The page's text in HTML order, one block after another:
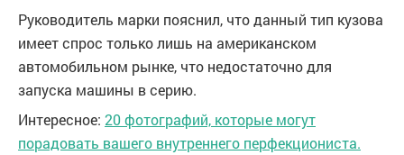
Руководитель марки пояснил, что данный тип кузова
имеет спрос только лишь на американском
автомобильном рынке, что недостаточно для
запуска машины в серию.
Интересное: 20 фотографий, которые могут
порадовать вашего внутреннего перфекциониста.